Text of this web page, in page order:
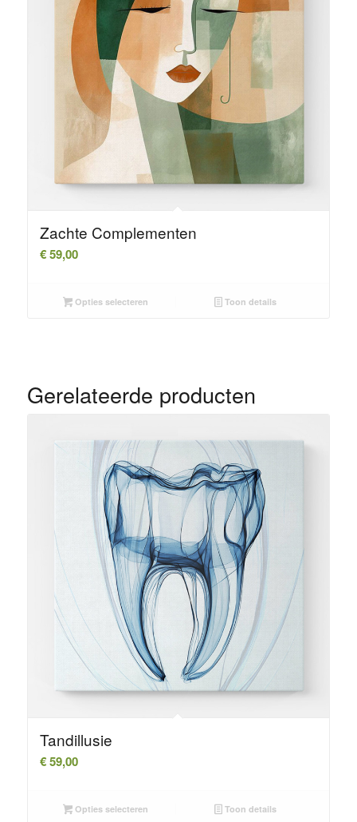
Zachte Complementen
€59,00
Opties selecteren Toon details
Gerelateerde producten
Tandillusie
€59,00
Opties selecteren Toon details